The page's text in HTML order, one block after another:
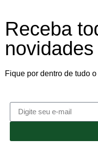
Receba
Fique por dentro de tudo